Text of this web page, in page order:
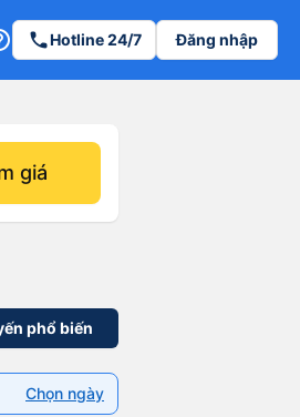
phoneHotline 24/7 Đăng nhập
giá
phổ biến
Chọn ngày